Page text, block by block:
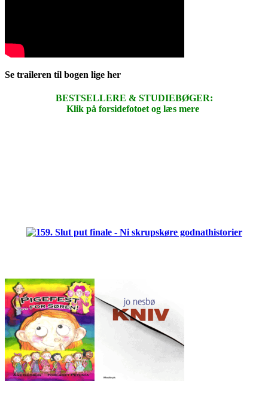
Se traileren til bogen lige her
BESTSELLERE & STUDIEBØGER:
Klik på forsidefotoet og læs mere